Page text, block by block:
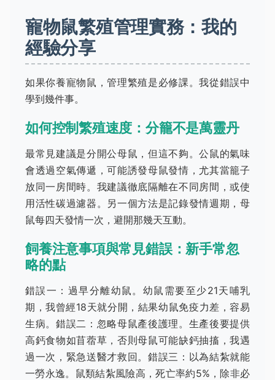
寵物鼠繁殖管理實務：我的
經驗分享
如果你養寵物鼠，管理繁殖是必修課。我從錯誤中
學到幾件事。
如何控制繁殖速度：分籠不是萬靈丹
最常見建議是分開公母鼠，但這不夠。公鼠的氣味
會透過空氣傳遞，可能誘發母鼠發情，尤其當籠子
放同一房間時。我建議徹底隔離在不同房間，或使
用活性碳過濾器。另一個方法是記錄發情週期，母
鼠每四天發情一次，避開那幾天互動。
飼養注意事項與常見錯誤：新手常忽
略的點
錯誤一：過早分離幼鼠。幼鼠需要至少21天哺乳
期，我曾經18天就分開，結果幼鼠免疫力差，容易
生病。錯誤二：忽略母鼠產後護理。生產後要提供
高鈣食物如苜蓿草，否則母鼠可能缺鈣抽搐，我遇
過一次，緊急送醫才救回。錯誤三：以為結紮就能
一勞永逸。鼠類結紮風險高，死亡率約5%，除非必